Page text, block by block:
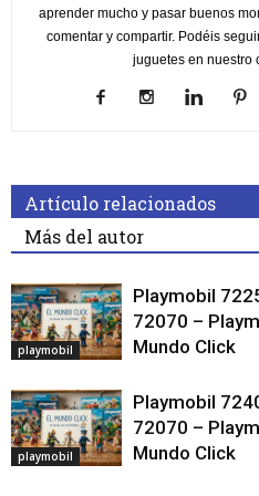
aprender mucho y pasar buenos
comentar y compartir. Podéis
juguetes en nuestro
Artículo relacionados
Más del autor
playmobil
Playmobil
72070 –
Mundo Click
playmobil
Playmobil
72070 –
Mundo Click